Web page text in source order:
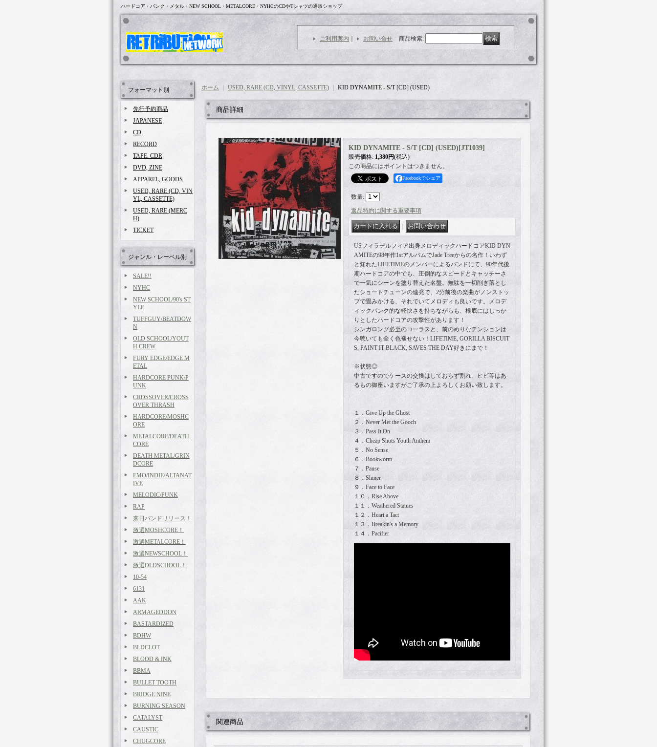
ハードコア・パンク・メタル・NEW SCHOOL・METALCORE・NYHCのCDやTシャツの通販ショップ
ご利用案内 お問い合せ 商品検索:
フォーマット別
先行予約商品
JAPANESE
CD
RECORD
TAPE. CDR
DVD, ZINE
APPAREL, GOODS
USED, RARE (CD, VIN
YL, CASSETTE)
USED, RARE (MERC
H)
TICKET
ジャンル・レーベル別
SALE!!
NYHC
NEW SCHOOL/90's ST
YLE
TUFFGUY/BEATDOW
N
OLD SCHOOL/YOUT
H CREW
FURY EDGE/EDGE M
ETAL
HARDCORE PUNK/P
UNK
CROSSOVER/CROSS
OVER THRASH
HARDCORE/MOSHC
ORE
METALCORE/DEATH
CORE
DEATH METAL/GRIN
DCORE
EMO/INDIE/ALTANAT
IVE
MELODIC/PUNK
RAP
来日バンドリリース！
激選MOSHCORE！
激選METALCORE！
激選NEWSCHOOL！
激選OLDSCHOOL！
10-54
6131
AAK
ARMAGEDDON
BASTARDIZED
BDHW
BLDCLOT
BLOOD & INK
BBMA
BULLET TOOTH
BRIDGE NINE
BURNING SEASON
CATALYST
CAUSTIC
CHUGCORE
ホーム USED, RARE (CD, VINYL, CASSETTE) KID DYNAMITE - S/T [CD] (USED)
商品詳細
KID DYNAMITE - S/T [CD] (USED) [JT1039]
販売価格: 1,380円(税込)
この商品にはポイントはつきません。
Facebookでシェア
数量:
返品特約に関する重要事項
USフィラデルフィア出身メロディックハードコアKID DYN
AMITEの98年作1stアルバムでJade Treeからの名作！いわず
と知れたLIFETIMEのメンバーによるバンドにて、90年代後
期ハードコアの中でも、圧倒的なスピードとキャッチーさ
で一気にシーンを塗り替えた名盤。無駄を一切削ぎ落とし
たショートチューンの連発で、2分前後の楽曲がノンストッ
プで畳みかける、それでいてメロディも良いです。メロデ
ィックパンク的な軽快さを持ちながらも、根底にはしっか
りとしたハードコアの攻撃性があります！
シンガロング必至のコーラスと、前のめりなテンションは
今聴いても全く色褪せない！LIFETIME, GORILLA BISCUIT
S, PAINT IT BLACK, SAVES THE DAY好きにまで！
※状態◎
中古ですのでケースの交換はしておらず割れ、ヒビ等はあ
るもの御座いますがご了承の上よろしくお願い致します。
１．Give Up the Ghost
２．Never Met the Gooch
３．Pass It On
４．Cheap Shots Youth Anthem
５．No Sense
６．Bookworm
７．Pause
８．Shiner
９．Face to Face
１０．Rise Above
１１．Weathered Statues
１２．Heart a Tact
１３．Breakin's a Memory
１４．Pacifier
関連商品